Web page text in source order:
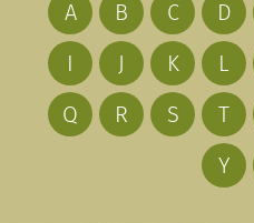
A B C D
I
J K L
Q
R S T
Y